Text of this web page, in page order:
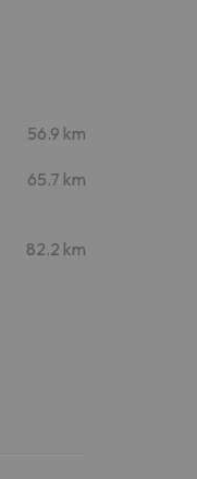
56.9 km
65.7 km
82.2 km